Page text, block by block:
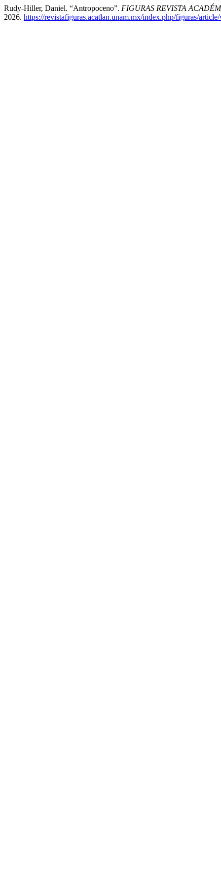
Rudy-Hiller, Daniel. “Antropoceno”. FIGURAS REVISTA
2026. https://revistafiguras.acatlan.unam.mx/index.php/figuras/